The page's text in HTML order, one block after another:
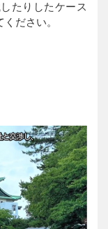
たりしたケース
ださい。